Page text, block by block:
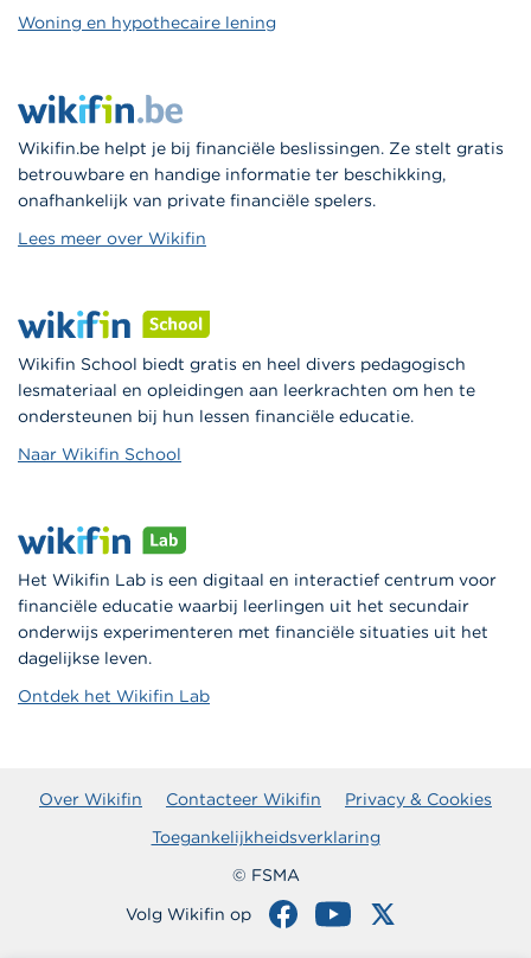
Woning en hypothecaire lening
Wikifin.be helpt je bij financiële beslissingen. Ze stelt gratis
betrouwbare en handige informatie ter beschikking,
onafhankelijk van private financiële spelers.
Lees meer over Wikifin
Wikifin School biedt gratis en heel divers pedagogisch
lesmateriaal en opleidingen aan leerkrachten om hen te
ondersteunen bij hun lessen financiële educatie.
Naar Wikifin School
Het Wikifin Lab is een digitaal en interactief centrum voor
financiële educatie waarbij leerlingen uit het secundair
onderwijs experimenteren met financiële situaties uit het
dagelijkse leven.
Ontdek het Wikifin Lab
Over Wikifin Contacteer Wikifin
Privacy & Cookies
Toegankelijkheidsverklaring
© FSMA
Volg Wikifin op